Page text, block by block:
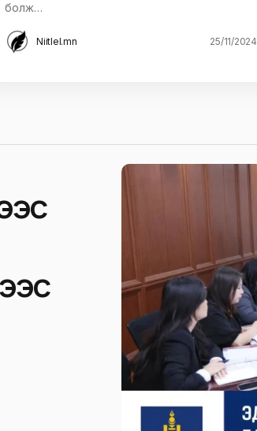
болж…
Niitlel.mn 25/11/2024